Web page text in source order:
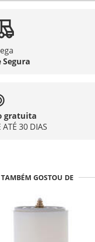
Segura
gratuita
ATÉ 30 DIAS
GOSTOU DE